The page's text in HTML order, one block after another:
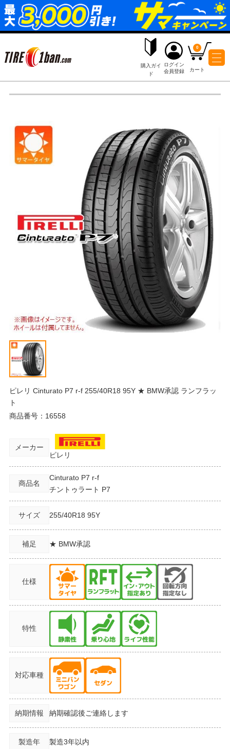
購入ガイ
ド
ログイン
ピレリ Cinturato P7 r-f 255/40R18 95Y ★ BMW承認 ランフラッ
ト
商品番号： 16558
メーカー
ピレリ
商品名
Cinturato P7 r-f
チントゥラート P7
サイズ 255/40R18 95Y
補足 ★ BMW承認
仕様
特性
対応車種
納期情報 納期確認後ご連絡します
製造年 製造3年以内